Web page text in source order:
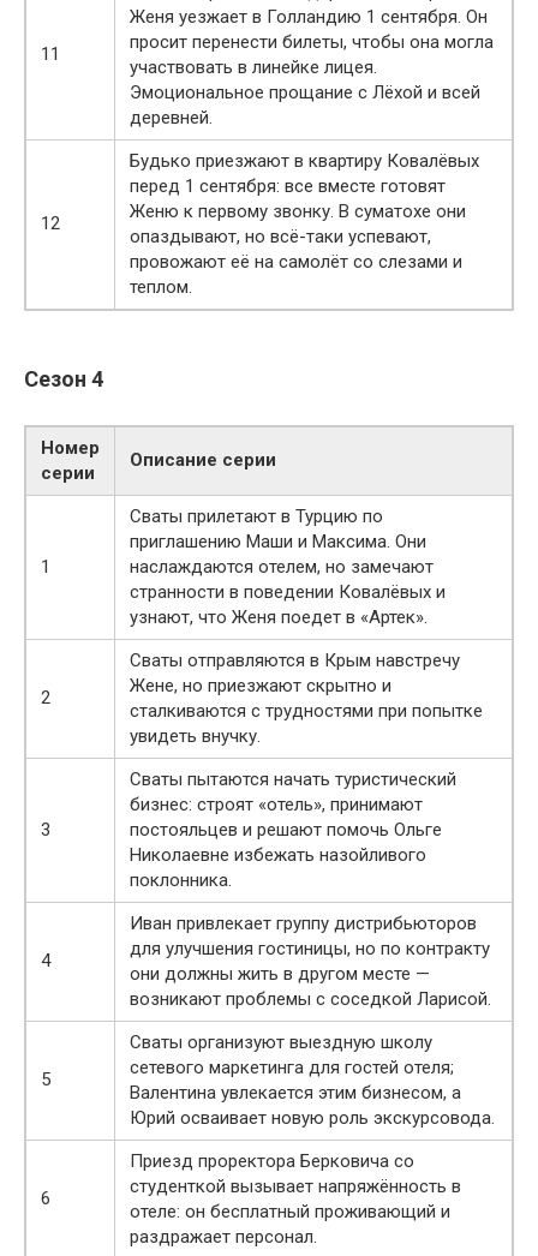
11
Женя уезжает в Голландию 1 сентября. Он
просит перенести билеты, чтобы она могла
участвовать в линейке лицея.
Эмоциональное прощание с Лёхой и всей
деревней.
12
Будько приезжают в квартиру Ковалёвых
перед 1 сентября: все вместе готовят
Женю к первому звонку. В суматохе они
опаздывают, но всё-таки успевают,
провожают её на самолёт со слезами и
теплом.
Сезон 4
Номер
серии
Описание серии
1
Сваты прилетают в Турцию по
приглашению Маши и Максима. Они
наслаждаются отелем, но замечают
странности в поведении Ковалёвых и
узнают, что Женя поедет в «Артек».
2
Сваты отправляются в Крым навстречу
Жене, но приезжают скрытно и
сталкиваются с трудностями при попытке
увидеть внучку.
3
Сваты пытаются начать туристический
бизнес: строят «отель», принимают
постояльцев и решают помочь Ольге
Николаевне избежать назойливого
поклонника.
4
Иван привлекает группу дистрибьюторов
для улучшения гостиницы, но по контракту
они должны жить в другом месте —
возникают проблемы с соседкой Ларисой.
5
Сваты организуют выездную школу
сетевого маркетинга для гостей отеля;
Валентина увлекается этим бизнесом, а
Юрий осваивает новую роль экскурсовода.
6
Приезд проректора Берковича со
студенткой вызывает напряжённость в
отеле: он бесплатный проживающий и
раздражает персонал.